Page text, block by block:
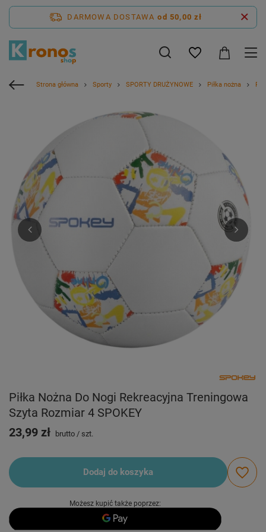
DARMOWA DOSTAWA od 50,00 zł
Strona główna Sporty SPORTY DRUŻYNOWE Piłka nożna
Piłka Nożna Do Nogi Rekreacyjna Treningowa
Szyta Rozmiar 4 SPOKEY
23,99 zł
brutto / szt.
Dodaj do koszyka
Możesz kupić także poprzez: